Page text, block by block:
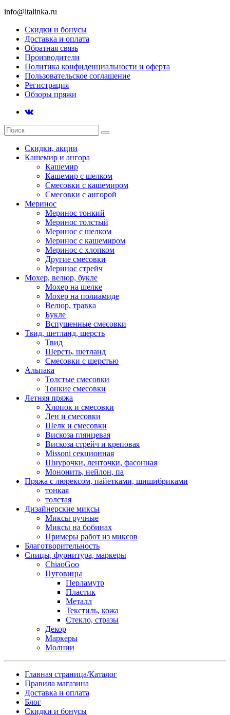
info@italinka.ru
Скидки и бонусы
Доставка и оплата
Обратная связь
Производители
Политика конфиденциальности и оферта
Пользовательское соглашение
Регистрация
Обзоры пряжи
Скидки, акции
Кашемир и ангора
Кашемир
Кашемир с шелком
Смесовки с кашемиром
Смесовки с ангорой
Меринос
Меринос тонкий
Меринос толстый
Меринос с шелком
Меринос с кашемиром
Меринос с хлопком
Другие смесовки
Меринос стрейч
Мохер, велюр, букле
Мохер на шелке
Мохер на полиамиде
Велюр, травка
Букле
Вспушенные смесовки
Твид, шетланд, шерсть
Твид
Шерсть, шетланд
Смесовки с шерстью
Альпака
Толстые смесовки
Тонкие смесовки
Летняя пряжа
Хлопок и смесовки
Лен и смесовки
Шелк и смесовки
Вискоза глянцевая
Вискоза стрейч и креповая
Missoni секционная
Шнурочки, ленточки, фасонная
Мононить, нейлон, па
Пряжа с люрексом, пайетками, шишибриками
тонкая
толстая
Дизайнерские миксы
Миксы ручные
Миксы на бобинах
Примеры работ из миксов
Благотворительность
Спицы, фурнитура, маркеры
ChiaoGoo
Пуговицы
Перламутр
Пластик
Металл
Текстиль, кожа
Стекло, стразы
Декор
Маркеры
Молнии
Главная страница/Каталог
Правила магазина
Доставка и оплата
Блог
Скидки и бонусы